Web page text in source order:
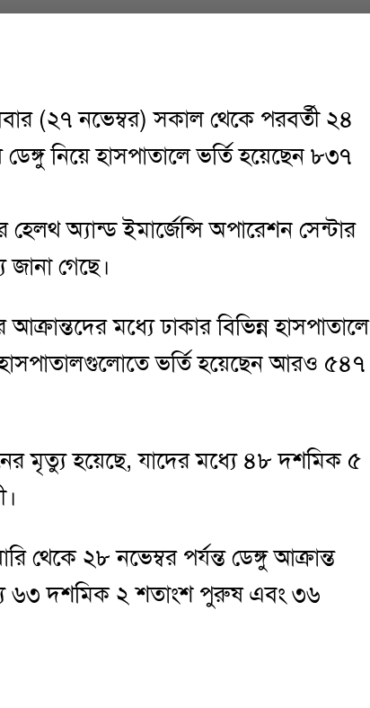
(২৭ নভেম্বর) সকাল থেকে পরবর্তী ২৪
নিয়ে হাসপাতালে ভর্তি হয়েছেন ৮৩৭
অ্যান্ড ইমার্জেন্সি অপারেশন সেন্টার
গেছে।
মধ্যে ঢাকার বিভিন্ন হাসপাতালে
ভর্তি হয়েছেন আরও ৫৪৭
মৃত্যু হয়েছে, যাদের মধ্যে ৪৮ দশমিক ৫
থেকে ২৮ নভেম্বর পর্যন্ত ডেঙ্গু আক্রান্ত
৬৩ দশমিক ২ শতাংশ পুরুষ এবং ৩৬